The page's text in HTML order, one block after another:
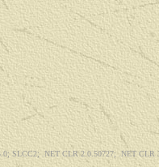
SLCC2; .NET CLR 2.0.50727; .NET CLR